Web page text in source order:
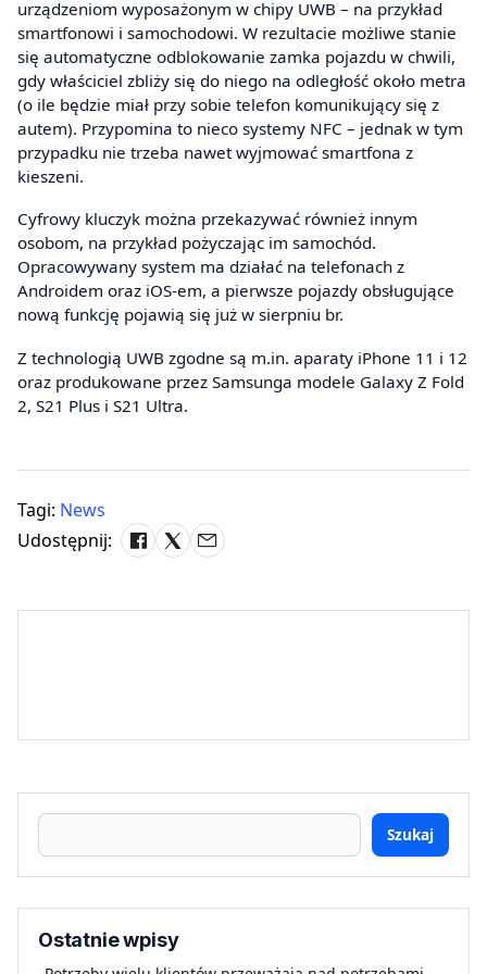
urządzeniom wyposażonym w chipy UWB – na przykład
smartfonowi i samochodowi. W rezultacie możliwe stanie
się automatyczne odblokowanie zamka pojazdu w chwili,
gdy właściciel zbliży się do niego na odległość około metra
(o ile będzie miał przy sobie telefon komunikujący się z
autem). Przypomina to nieco systemy NFC – jednak w tym
przypadku nie trzeba nawet wyjmować smartfona z
kieszeni.
Cyfrowy kluczyk można przekazywać również innym
osobom, na przykład pożyczając im samochód.
Opracowywany system ma działać na telefonach z
Androidem oraz iOS-em, a pierwsze pojazdy obsługujące
nową funkcję pojawią się już w sierpniu br.
Z technologią UWB zgodne są m.in. aparaty iPhone 11 i 12
oraz produkowane przez Samsunga modele Galaxy Z Fold
2, S21 Plus i S21 Ultra.
Tagi: News
Udostępnij:
Szukaj
Ostatnie wpisy